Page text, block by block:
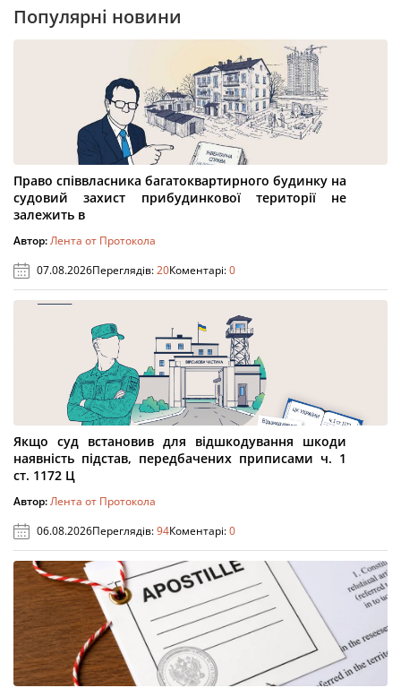
Популярні новини
Право співвласника багатоквартирного будинку на
судовий захист прибудинкової території не
залежить в
Автор:Лента от Протокола
07.08.2026Переглядів:20Коментарі:0
Якщо суд встановив для відшкодування шкоди
наявність підстав, передбачених приписами ч. 1
ст. 1172 Ц
Автор:Лента от Протокола
06.08.2026Переглядів:94Коментарі:0